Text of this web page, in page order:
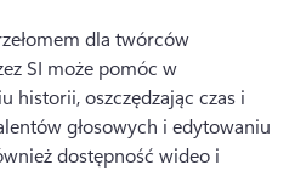
dla twórców
SI może pomóc w
historii, oszczędzając czas i
głosowych i edytowaniu
dostępność wideo i